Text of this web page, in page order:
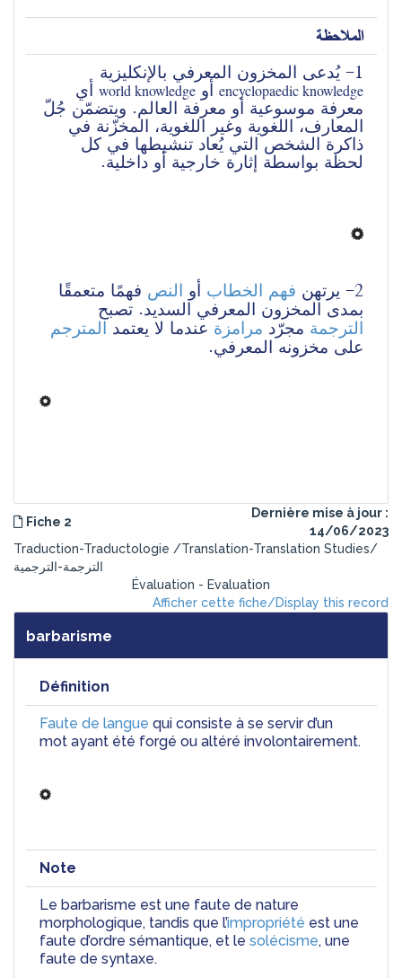
الملاحظة
1- يُدعى المخزون المعرفي بالإنكليزية
encyclopaedic knowledge أو world knowledge
ذاكرة الشخص التي يُعاد تنشيطها في كل
لحظة بواسطة إثارة خارجية أو داخلية.
2- يرتهن فهم الخطاب أو النص
بمدى المخزون المعرفي السديد. تصبح
الترجمة مجرّد مرامزة عندما لا يعتمد المترجم
على مخزونه المعرفي.
Fiche 2
Dernière mise à jour :
14/06/2023
Traduction-Traductologie /Translation-Translation Studies/
الترجمة-الترجمية
Évaluation - Evaluation
Afficher cette fiche/Display this record
barbarisme
Définition
Faute de langue qui consiste à se servir d’un
mot ayant été forgé ou altéré involontairement.
Note
Le barbarisme est une faute de nature
morphologique, tandis que l’impropriété est une
faute d’ordre sémantique, et le solécisme, une
faute de syntaxe.